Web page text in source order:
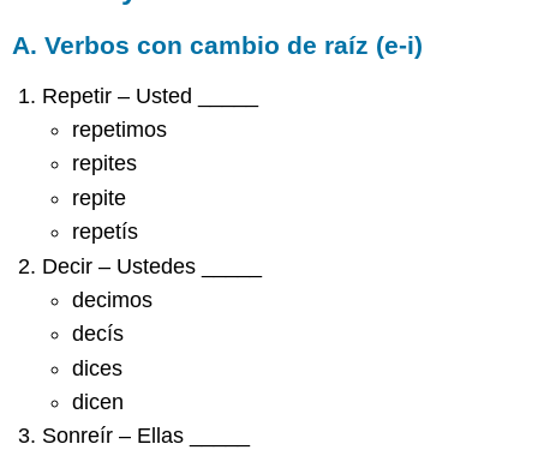
A. Verbos con cambio de raíz (e-i)
Repetir – Usted _____
repetimos
repites
repite
repetís
Decir – Ustedes _____
decimos
decís
dices
dicen
Sonreír – Ellas _____